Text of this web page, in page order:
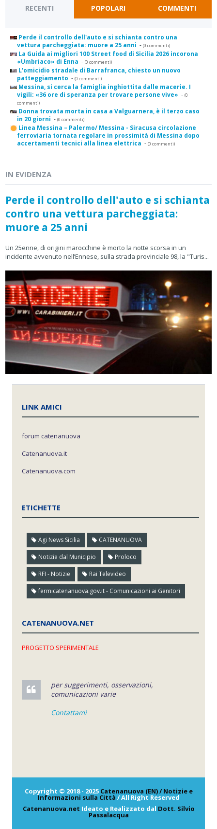
RECENTI POPOLARI COMMENTI
Perde il controllo dell'auto e si schianta contro una
vettura parcheggiata: muore a 25 anni - (0 commenti)
La Guida ai migliori 100 Street food di Sicilia 2026 incorona
«Umbriaco» di Enna - (0 commenti)
L'omicidio stradale di Barrafranca, chiesto un nuovo
patteggiamento - (0 commenti)
Messina, si cerca la famiglia inghiottita dalle macerie. I
vigili: «36 ore di speranza per trovare persone vive» - (0
commenti)
Donna trovata morta in casa a Valguarnera, è il terzo caso
in 20 giorni - (0 commenti)
Linea Messina – Palermo/ Messina - Siracusa circolazione
ferroviaria tornata regolare in prossimità di Messina dopo
accertamenti tecnici alla linea elettrica - (0 commenti)
IN EVIDENZA
Perde il controllo dell'auto e si schianta
contro una vettura parcheggiata:
muore a 25 anni
Un 25enne, di origini marocchine è morto la notte scorsa in un
incidente avvenuto nell’Ennese, sulla strada provinciale 98, la "Turis...
LINK AMICI
forum catenanuova
Catenanuova.it
Catenanuova.com
ETICHETTE
Agi News Sicilia CATENANUOVA
Notizie dal Municipio Proloco
RFI - Notizie Rai Televideo
fermicatenanuova.gov.it - Comunicazioni ai Genitori
CATENANUOVA.NET
PROGETTO SPERIMENTALE
per suggerimenti, osservazioni,
comunicazioni varie
Contattami
Copyright © 2018 - 2025 Catenanuova (EN) / Notizie e
Informazioni sulla Città / All Right Reserved
Catenanuova.net Ideato e Realizzato dal Dott. Silvio
Passalacqua